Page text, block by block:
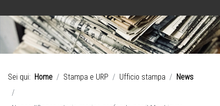
Sei qui: Home Stampa e URP Ufficio stampa News